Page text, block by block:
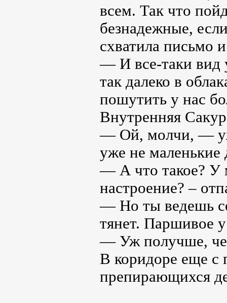
всем. Так что
безнадежные,
схватила письмо
— И все-таки вид
так далеко в
пошутить у нас
Внутренняя
— Ой, молчи, —
уже не маленькие
— А что такое? У
настроение? –
— Но ты ведешь
тянет. Паршивое
— Уж получше,
В коридоре еще с
препирающихся